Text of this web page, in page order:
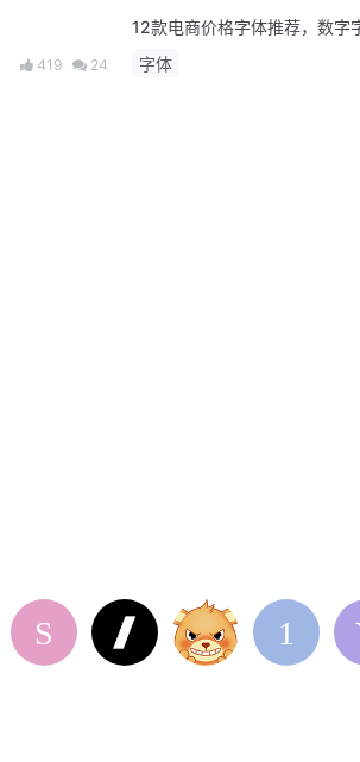
419 24
12款电商价格字体推荐，数字
用愁！
字体